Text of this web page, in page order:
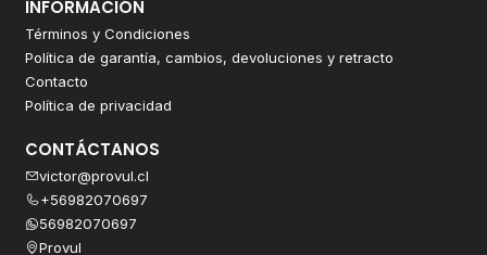
INFORMACIÓN
Términos y Condiciones
Política de garantía, cambios, devoluciones y retracto
Contacto
Política de privacidad
CONTÁCTANOS
victor@provul.cl
+56982070697
56982070697
Provul